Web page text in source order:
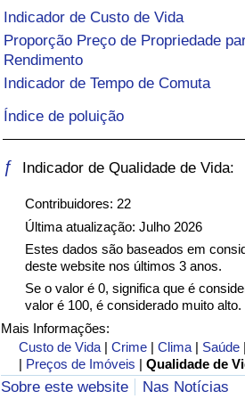
Indicador de Custo de Vida
Proporção Preço de Propriedade
Rendimento
Indicador de Tempo de Comuta
Índice de poluição
ƒ Indicador de Qualidade de Vida:
Contribuidores: 22
Última atualização: Julho 2026
Estes dados são baseados em
deste website nos últimos 3 anos.
Se o valor é 0, significa que é
valor é 100, é considerado muito alto.
Mais Informações:
Custo de Vida |Crime |Clima | Saúde |
| Preços de Imóveis |Qualidade de
Sobre este website Nas Notícias
Saúde
Indicador de Saúde (Atual)
Indicador de Saúde
Indicador de Saúde por País
Poluição
Indicador de Poluição (Atual)
Índice de poluição
Indicador de Poluição por País
Trânsito